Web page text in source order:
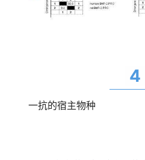
4
一抗的宿主物种